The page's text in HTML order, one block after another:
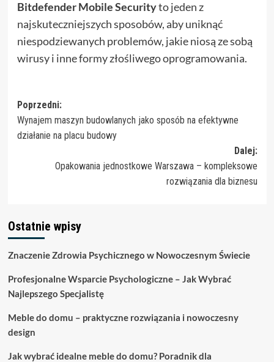
Bitdefender Mobile Securityto jeden z
najskuteczniejszych sposobów, aby uniknąć
niespodziewanych problemów, jakie niosą ze sobą
wirusy i inne formy złośliwego oprogramowania.
Zobacz
wpisy
Poprzedni:
Wynajem maszyn budowlanych jako sposób na efektywne
działanie na placu budowy
Dalej:
Opakowania jednostkowe Warszawa – kompleksowe
rozwiązania dla biznesu
Ostatnie wpisy
Znaczenie Zdrowia Psychicznego w Nowoczesnym Świecie
Profesjonalne Wsparcie Psychologiczne – Jak Wybrać
Najlepszego Specjalistę
Meble do domu – praktyczne rozwiązania i nowoczesny
design
Jak wybrać idealne meble do domu? Poradnik dla